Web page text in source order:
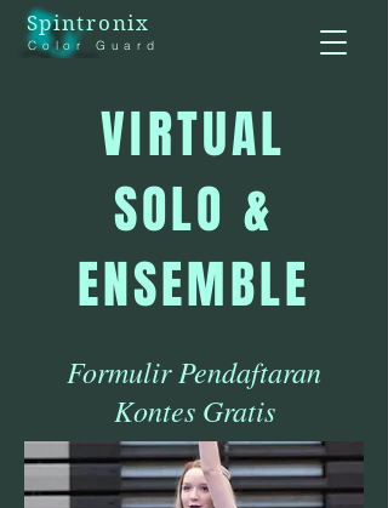
Spintronix
Color Guard
VIRTUAL
SOLO &
ENSEMBLE
Formulir Pendaftaran
Kontes Gratis